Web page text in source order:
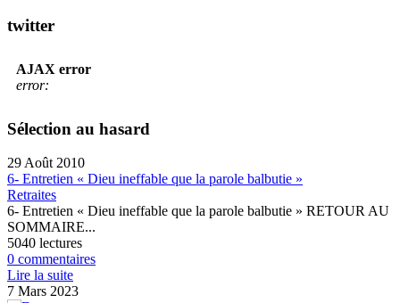
twitter
AJAX error
error:
Sélection au hasard
29 Août 2010
6- Entretien « Dieu ineffable que la parole balbutie »
Retraites
6- Entretien « Dieu ineffable que la parole balbutie » RETOUR AU
SOMMAIRE...
5040 lectures
0 commentaires
Lire la suite
7 Mars 2023